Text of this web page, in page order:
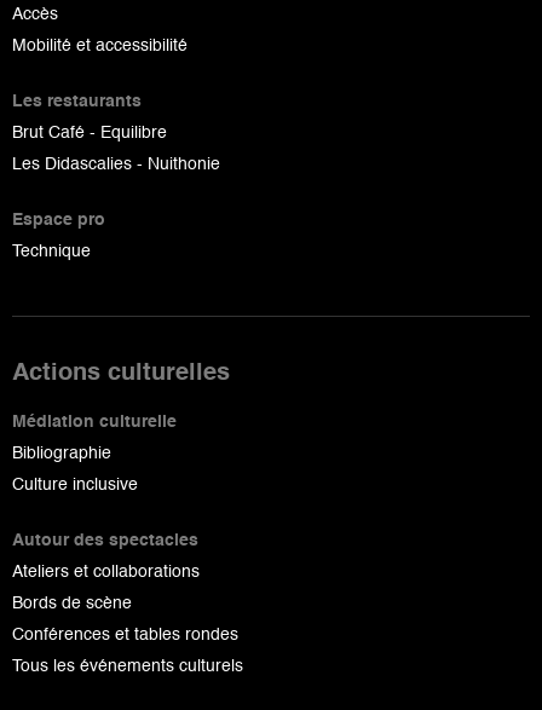
Accès
Mobilité et accessibilité
Les restaurants
Brut Café - Equilibre
Les Didascalies - Nuithonie
Espace pro
Technique
Actions culturelles
Médiation culturelle
Bibliographie
Culture inclusive
Autour des spectacles
Ateliers et collaborations
Bords de scène
Conférences et tables rondes
Tous les événements culturels